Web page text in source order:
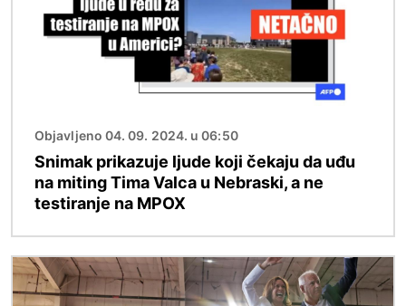
Objavljeno 04. 09. 2024. u 06:50
Snimak prikazuje ljude koji čekaju da uđu
na miting Tima Valca u Nebraski, a ne
testiranje na MPOX
Image